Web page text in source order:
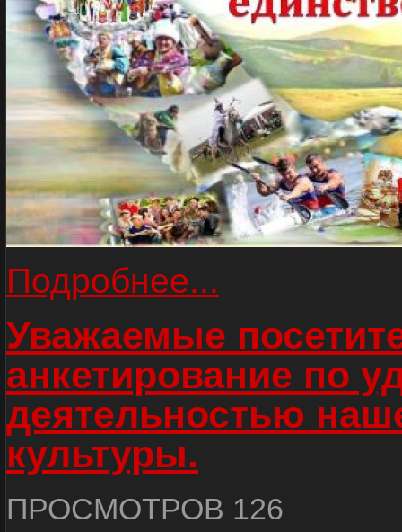
Подробнее...
Уважаемые
анкетирование по
деятельностью
культуры.
ПРОСМОТРОВ 126